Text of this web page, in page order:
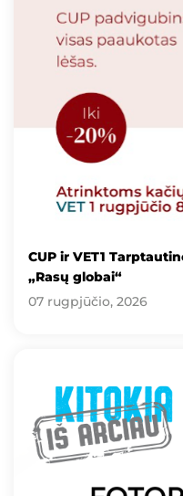
CUP ir VET1
„Rasų globai“
07 rugpjūčio, 2026